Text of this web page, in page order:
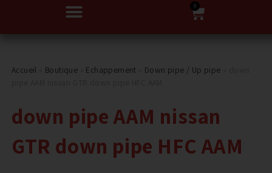
0
Accueil Boutique Echappement Down pipe / Up pipe
down pipe AAM nissan
GTR down pipe HFC AAM